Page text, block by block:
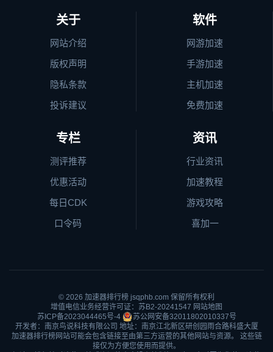
关于
网站介绍
版权声明
隐私条款
投诉建议
软件
网游加速
手游加速
主机加速
免费加速
专栏
测评推荐
优惠活动
每日CDK
口令码
资讯
行业资讯
加速教程
游戏攻略
喜加一
© 2026 加速器排行榜 jsqphb.com 保留所有权利
增值电信业务经营许可证：苏B2-20241547 网站地图
苏ICP备2023044465号-4
苏公网安备32011802010337号
开发者：南京鸟说科技有限公司 地址：南京江北新区研创园雨合路科盛大厦
加速器排行榜网站可能会包含链接至由第三方运营的其他网站与资源。 这些链
接仅为方便您使用而提供。